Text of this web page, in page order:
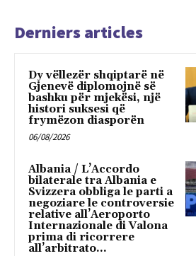
Derniers articles
Dy vëllezër shqiptarë në
Gjenevë diplomojnë së
bashku për mjekësi, një
histori suksesi që
frymëzon diasporën
06/08/2026
Albania / L’Accordo
bilaterale tra Albania e
Svizzera obbliga le parti a
negoziare le controversie
relative all’Aeroporto
Internazionale di Valona
prima di ricorrere
all’arbitrato...